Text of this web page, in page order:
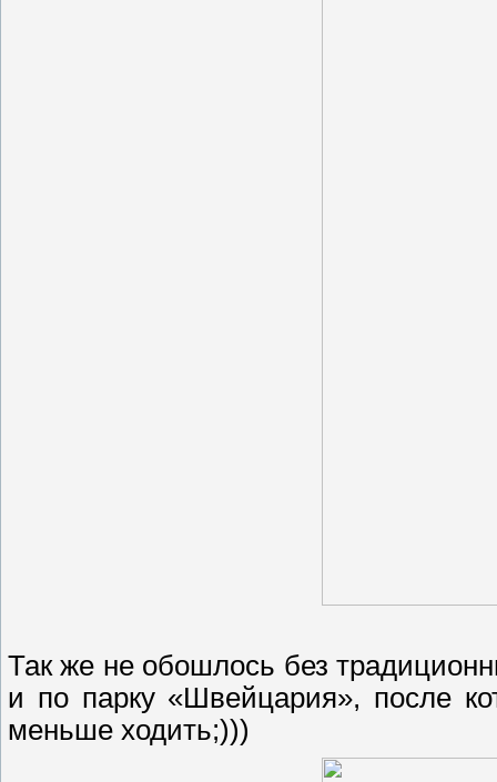
Так же не обошлось без
и по парку «Швейцария», после
меньше ходить;)))